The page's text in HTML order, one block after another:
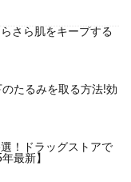
さら肌をキープする
たるみを取る方法!効
！ドラッグストアで
最新】